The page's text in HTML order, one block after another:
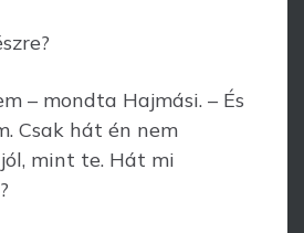
– mondta Hajmási. – És
Csak hát én nem
mint te. Hát mi